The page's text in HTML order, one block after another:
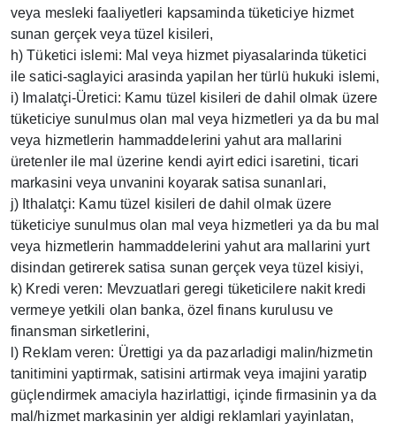
veya mesleki faaliyetleri kapsaminda tüketiciye hizmet
sunan gerçek veya tüzel kisileri,
h) Tüketici islemi: Mal veya hizmet piyasalarinda tüketici
ile satici-saglayici arasinda yapilan her türlü hukuki islemi,
i) Imalatçi-Üretici: Kamu tüzel kisileri de dahil olmak üzere
tüketiciye sunulmus olan mal veya hizmetleri ya da bu mal
veya hizmetlerin hammaddelerini yahut ara mallarini
üretenler ile mal üzerine kendi ayirt edici isaretini, ticari
markasini veya unvanini koyarak satisa sunanlari,
j) Ithalatçi: Kamu tüzel kisileri de dahil olmak üzere
tüketiciye sunulmus olan mal veya hizmetleri ya da bu mal
veya hizmetlerin hammaddelerini yahut ara mallarini yurt
disindan getirerek satisa sunan gerçek veya tüzel kisiyi,
k) Kredi veren: Mevzuatlari geregi tüketicilere nakit kredi
vermeye yetkili olan banka, özel finans kurulusu ve
finansman sirketlerini,
l) Reklam veren: Ürettigi ya da pazarladigi malin/hizmetin
tanitimini yaptirmak, satisini artirmak veya imajini yaratip
güçlendirmek amaciyla hazirlattigi, içinde firmasinin ya da
mal/hizmet markasinin yer aldigi reklamlari yayinlatan,